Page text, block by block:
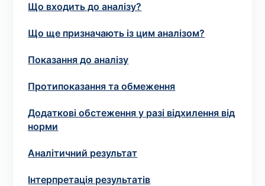
Що входить до аналізу?
Що ще призначають із цим аналізом?
Показання до аналізу
Протипоказання та обмеження
Додаткові обстеження у разі відхилення від
норми
Аналітичний результат
Інтерпретація результатів
Ваше ім'я